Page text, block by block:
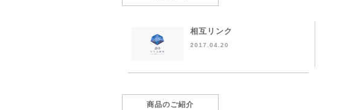
相互リンク
2017.04.20
商品のご紹介